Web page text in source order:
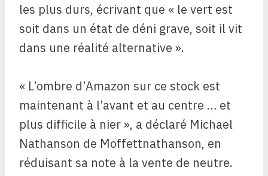
les plus durs, écrivant que « le vert est
soit dans un état de déni grave, soit il vit
dans une réalité alternative ».
« L’ombre d’Amazon sur ce stock est
maintenant à l’avant et au centre … et
plus difficile à nier », a déclaré Michael
Nathanson de Moffettnathanson, en
réduisant sa note à la vente de neutre.